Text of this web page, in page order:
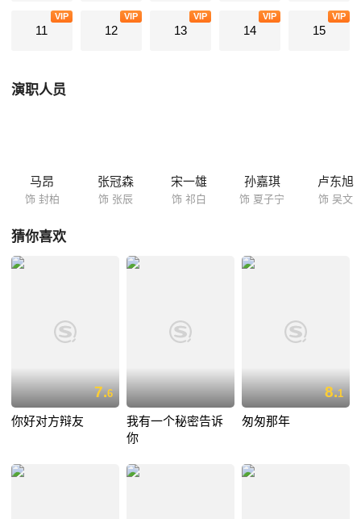
11
VIP
12
VIP
13
VIP
14
VIP
15
VIP
演职人员
马昂
饰 封柏
张冠森
饰 张辰
宋一雄
饰 祁白
孙嘉琪
饰 夏子宁
卢东旭
饰 吴文
猜你喜欢
7.6
你好对方辩友
我有一个秘密告诉
你
8.1
匆匆那年